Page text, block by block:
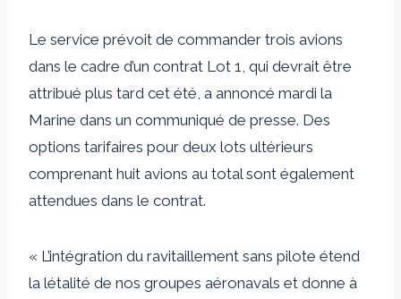
Le service prévoit de commander trois avions
dans le cadre d’un contrat Lot 1, qui devrait être
attribué plus tard cet été, a annoncé mardi la
Marine dans un communiqué de presse. Des
options tarifaires pour deux lots ultérieurs
comprenant huit avions au total sont également
attendues dans le contrat.
« L’intégration du ravitaillement sans pilote étend
la létalité de nos groupes aéronavals et donne à